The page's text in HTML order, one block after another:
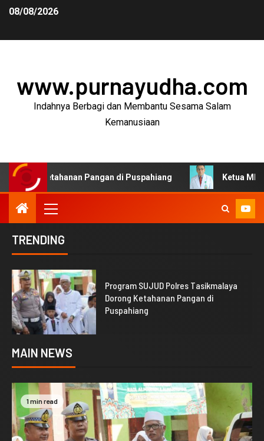
08/08/2026
www.purnayudha.com
Indahnya Berbagi dan Membantu Sesama Salam
Kemanusiaan
di Puspahiang Ketua MKEK IDI Tasikmalaya
TRENDING
1
Program SUJUD Polres Tasikmalaya
Dorong Ketahanan Pangan di
Puspahiang
MAIN NEWS
2 min read